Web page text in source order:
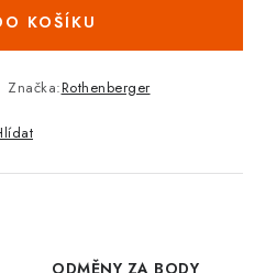
KOŠÍKU
Značka:Rothenberger
ODMĚNY ZA BODY